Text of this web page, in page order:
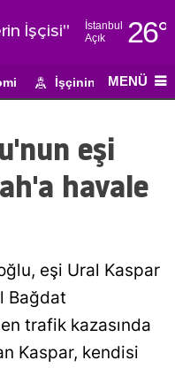
İşçisi"
İstanbul
Açık
26°
Adıyaman
Ağrı
Amasya
Antalya
Aydın
İşçinin Gündemi
MENÜ
eşi
havale
eşi Ural Kaspar
Bağdat
trafik kazasında
Kaspar, kendisi